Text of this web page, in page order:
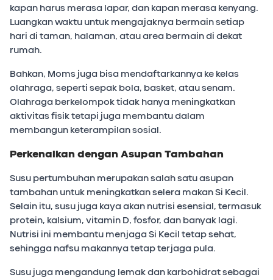
kapan harus merasa lapar, dan kapan merasa kenyang.
Luangkan waktu untuk mengajaknya bermain setiap
hari di taman, halaman, atau area bermain di dekat
rumah.
Bahkan, Moms juga bisa mendaftarkannya ke kelas
olahraga, seperti sepak bola, basket, atau senam.
Olahraga berkelompok tidak hanya meningkatkan
aktivitas fisik tetapi juga membantu dalam
membangun keterampilan sosial.
Perkenalkan dengan Asupan Tambahan
Susu pertumbuhan merupakan salah satu asupan
tambahan untuk meningkatkan selera makan Si Kecil.
Selain itu, susu juga kaya akan nutrisi esensial, termasuk
protein, kalsium, vitamin D, fosfor, dan banyak lagi.
Nutrisi ini membantu menjaga Si Kecil tetap sehat,
sehingga nafsu makannya tetap terjaga pula.
Susu juga mengandung lemak dan karbohidrat sebagai